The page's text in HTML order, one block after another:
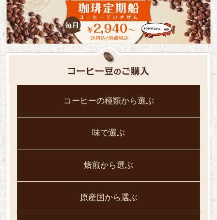
コーヒーの種類から選ぶ
味で選ぶ
焙煎から選ぶ
原産国から選ぶ